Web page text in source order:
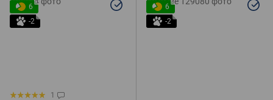
6
-2
1
6
-2